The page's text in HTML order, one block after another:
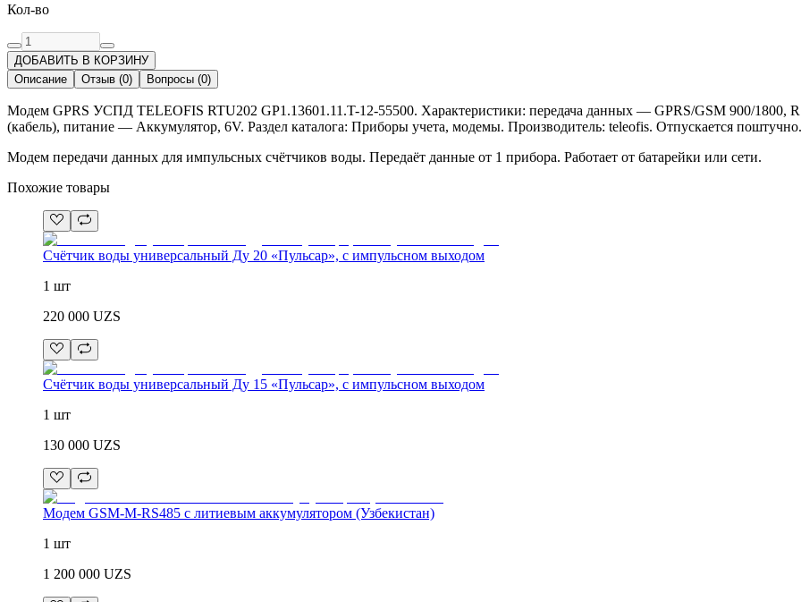
Кол-во
ДОБАВИТЬ В КОРЗИНУ
Описание
Отзыв (0) Вопросы (0)
Модем GPRS УСПД TELEOFIS RTU202 GP1.13601.11.T-12-55500. Характеристики: передача данных — GPRS/GSM 900/
(кабель), питание — Аккумулятор, 6V. Раздел каталога: Приборы учета, модемы. Производитель: teleofis. Отпускается
Модем передачи данных для импульсных счётчиков воды. Передаёт данные от 1 прибора. Работает от батарейки или сети.
Похожие товары
Счётчик воды универсальный Ду 20 «Пульсар», с импульсном выходом
1 шт
220 000 UZS
Счётчик воды универсальный Ду 15 «Пульсар», с импульсном выходом
1 шт
130 000 UZS
Модем GSM-M-RS485 с литиевым аккумулятором (Узбекистан)
1 шт
1 200 000 UZS